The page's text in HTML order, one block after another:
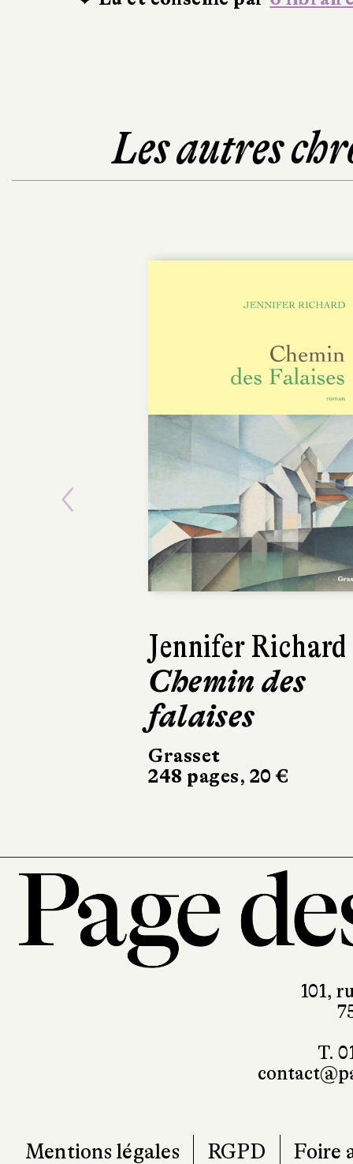
Les autres
Jennifer Richard
Chemin des
falaises
Grasset
248 pages, 20 €
Previous
101,
T.
Mentions légales RGPD Foire